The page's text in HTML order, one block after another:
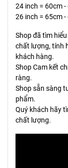
24 inch = 60cm
26 inch = 65cm
Shop đã tìm
chất lượng, tính
khách hàng.
Shop Cam kết
ràng.
Shop sẵn sàng
phẩm.
Quý khách hãy
chất lượng.